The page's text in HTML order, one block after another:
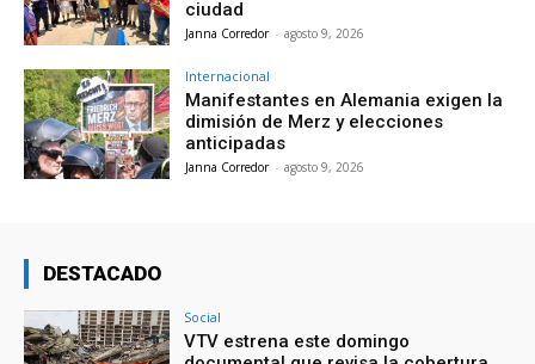
ciudad
Janna Corredor - agosto 9, 2026
Internacional
Manifestantes en Alemania exigen la
dimisión de Merz y elecciones
anticipadas
Janna Corredor - agosto 9, 2026
DESTACADO
Social
VTV estrena este domingo